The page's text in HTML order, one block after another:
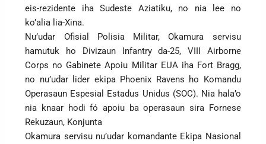
eis-rezidente iha Sudeste Aziatiku, no nia lee no
ko’alia lia-Xina.
Nu’udar Ofisial Polisia Militar, Okamura servisu
hamutuk ho Divizaun Infantry da-25, VIII Airborne
Corps no Gabinete Apoiu Militar EUA iha Fort Bragg,
no nu’udar lider ekipa Phoenix Ravens ho Komandu
Operasaun Espesial Estadus Unidus (SOC). Nia hala’o
nia knaar hodi fó apoiu ba operasaun sira Fornese
Rekuzaun, Konjunta
Okamura servisu nu’udar komandante Ekipa Nasional